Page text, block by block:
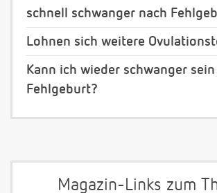
schnell schwanger nach
Lohnen sich weitere
Kann ich wieder schwanger
Fehlgeburt?
Magazin-Links zum